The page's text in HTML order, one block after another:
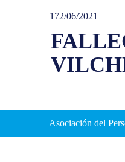
172/06/2021
Asociación del